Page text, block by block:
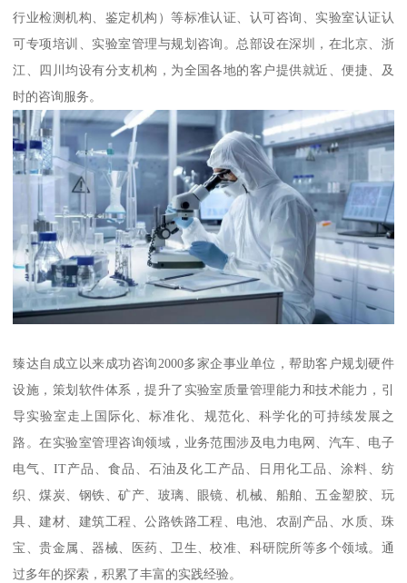
行业检测机构、鉴定机构）等标准认证、认可咨询、实验室认证认
可专项培训、实验室管理与规划咨询。总部设在深圳，在北京、浙
江、四川均设有分支机构，为全国各地的客户提供就近、便捷、及
时的咨询服务。
臻达自成立以来成功咨询2000多家企事业单位，帮助客户规划硬件
设施，策划软件体系，提升了实验室质量管理能力和技术能力，引
导实验室走上国际化、标准化、规范化、科学化的可持续发展之
路。在实验室管理咨询领域，业务范围涉及电力电网、汽车、电子
电气、IT产品、食品、石油及化工产品、日用化工品、涂料、纺
织、煤炭、钢铁、矿产、玻璃、眼镜、机械、船舶、五金塑胶、玩
具、建材、建筑工程、公路铁路工程、电池、农副产品、水质、珠
宝、贵金属、器械、医药、卫生、校准、科研院所等多个领域。通
过多年的探索，积累了丰富的实践经验。